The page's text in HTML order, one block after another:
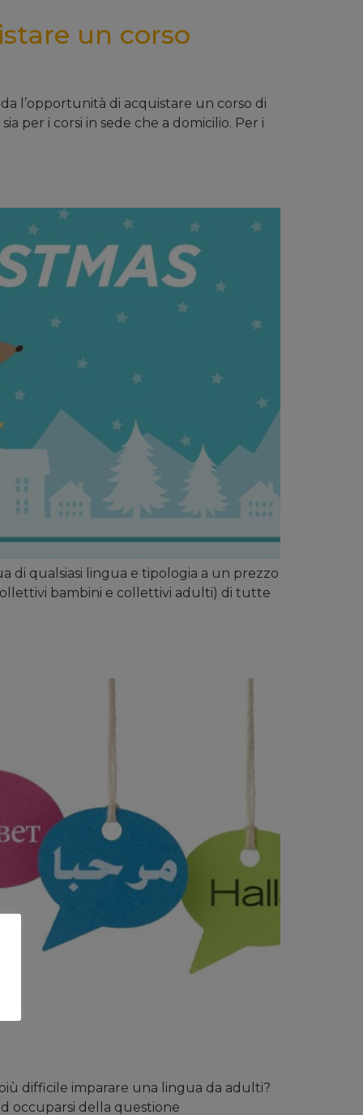
un corso
l’opportunità di acquistare un corso di
per i corsi in sede che a domicilio. Per i
di qualsiasi lingua e tipologia a un prezzo
bambini e collettivi adulti) di tutte
difficile imparare una lingua da adulti?
occuparsi della questione